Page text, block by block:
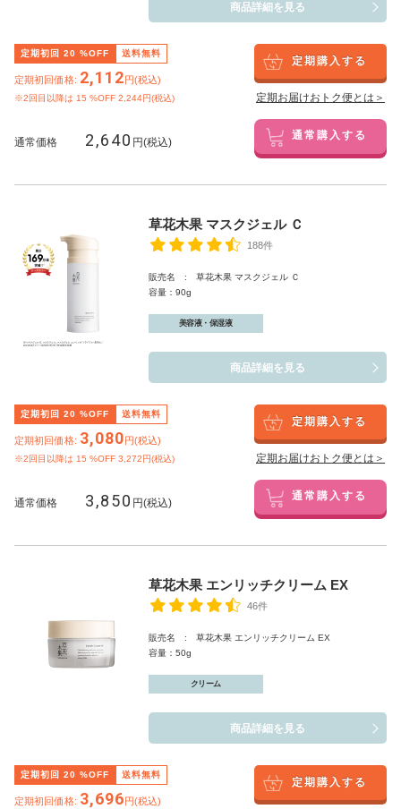
商品詳細を見る
定期初回 20 %OFF 送料無料
定期初回価格: 2,112円(税込)
※2回目以降は 15 %OFF 2,244円(税込)
定期購入する
定期お届けおトク便とは＞
通常価格 2,640 円(税込) 通常購入する
草花木果 マスクジェル Ｃ
188件
販売名 : 草花木果 マスクジェル Ｃ
容量：90g
美容液・保湿液
商品詳細を見る
定期初回 20 %OFF 送料無料
定期初回価格: 3,080円(税込)
※2回目以降は 15 %OFF 3,272円(税込)
定期購入する
定期お届けおトク便とは＞
通常価格 3,850 円(税込) 通常購入する
草花木果 エンリッチクリーム EX
46件
販売名 : 草花木果 エンリッチクリーム EX
容量：50g
クリーム
商品詳細を見る
定期初回 20 %OFF 送料無料
定期初回価格: 3,696円(税込)
定期購入する